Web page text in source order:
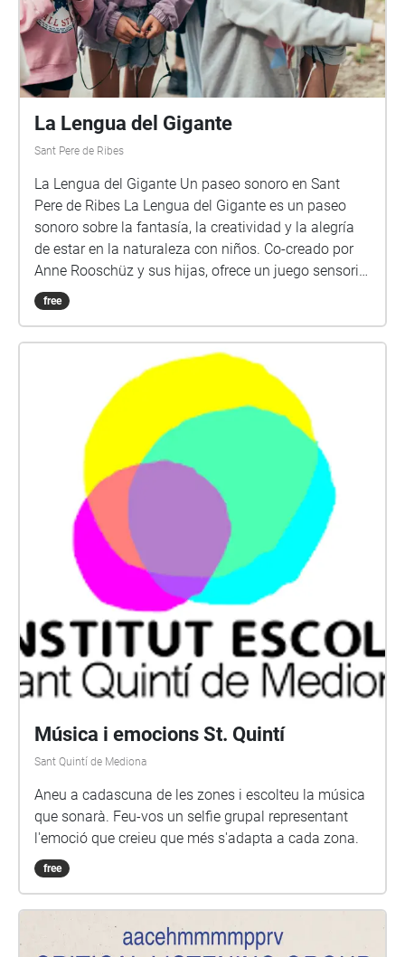
La Lengua del Gigante
Sant Pere de Ribes
La Lengua del Gigante Un paseo sonoro en Sant
Pere de Ribes La Lengua del Gigante es un paseo
sonoro sobre la fantasía, la creatividad y la alegría
de estar en la naturaleza con niños. Co-creado por
Anne Rooschüz y sus hijas, ofrece un juego sensorial
y una experiencia musical. Llevarás auriculares. Te
guiará la voz de una niña de diez años. Pasearás por
enmarcado musicalmente por la flautista Marina
Varela Lozano, la violonchelista Montserrat Colomé
y la soprano Paula Nogueira. ¡Vamos a pasear con
free
Música i emocions St. Quintí
Sant Quintí de Mediona
Aneu a cadascuna de les zones i escolteu la música
que sonarà. Feu-vos un selfie grupal representant
l'emoció que creieu que més s'adapta a cada zona.
free